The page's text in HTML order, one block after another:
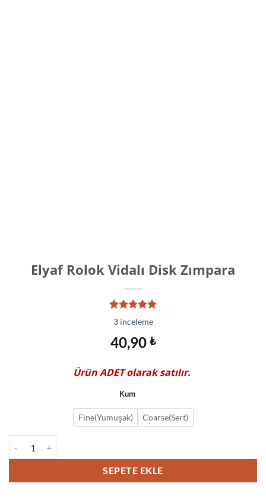
Elyaf Rolok Vidalı Disk Zımpara
müşteri
puanına
dayanarak
5 üzerinden
3inceleme
40,90 ₺
ÜrünADETolarak satılır.
Kum
Fine(Yumuşak) Coarse(Sert)
SEPETE EKLE